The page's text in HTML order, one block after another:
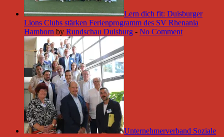
Lern dich fit: Duisburger
Lions Clubs stärken Ferienprogramm des SV Rhenania
Hamborn by Rundschau Duisburg - No Comment
Unternehmerverband Soziale